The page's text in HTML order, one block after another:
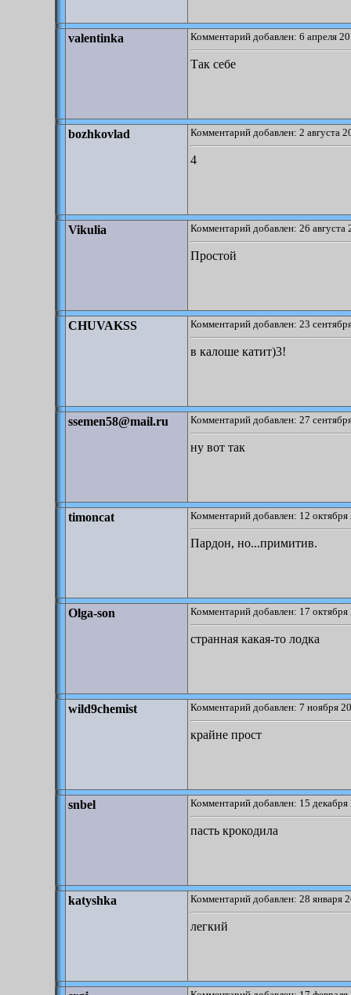
valentinka Комментарий добавлен: 6 апреля
Так себе
bozhkovlad Комментарий добавлен: 2 августа
4
Vikulia Комментарий добавлен: 26 августа
Простой
CHUVAKSS Комментарий добавлен: 23
в калоше катит)3!
ssemen58@mail.ru Комментарий добавлен: 27
ну вот так
timoncat Комментарий добавлен: 12
Пардон, но...примитив.
Olga-son Комментарий добавлен: 17
странная какая-то лодка
wild9chemist Комментарий добавлен: 7 ноября
крайне прост
snbel Комментарий добавлен: 15
пасть крокодила
katyshka Комментарий добавлен: 28 января
легкий